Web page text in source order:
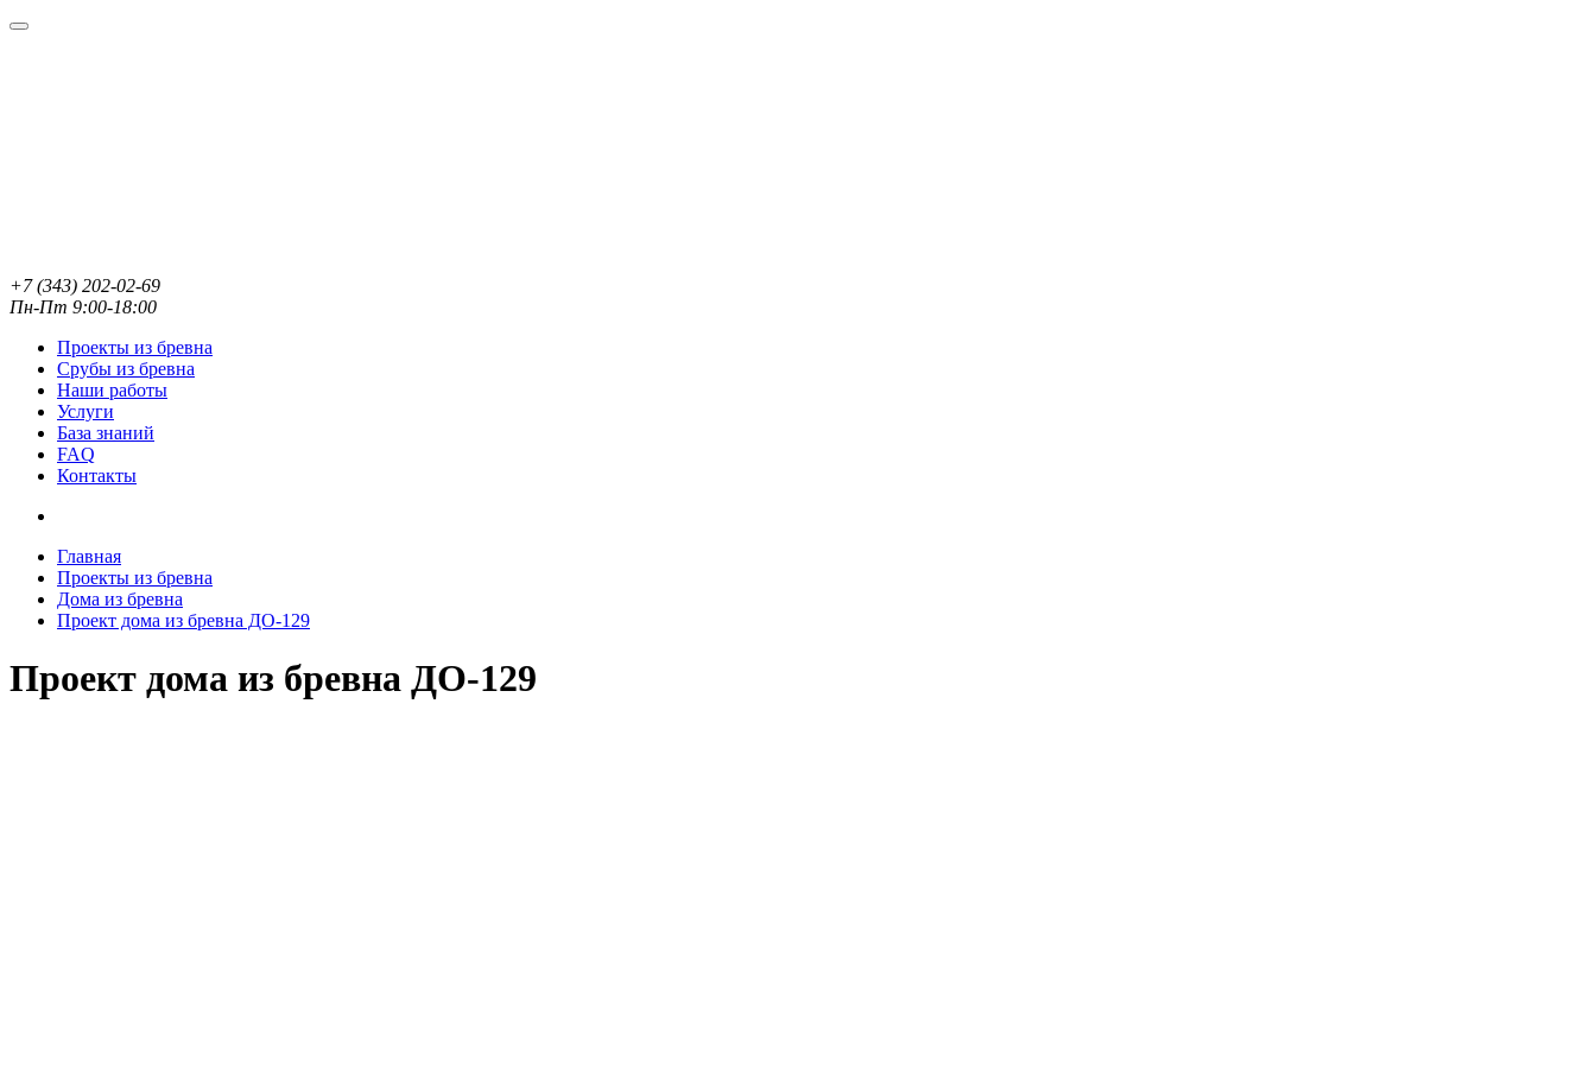
+7 (343) 202-02-69
Пн-Пт 9:00-18:00
Проекты из бревна
Срубы из бревна
Наши работы
Услуги
База знаний
FAQ
Контакты
Главная
Проекты из бревна
Дома из бревна
Проект дома из бревна ДО-129
Проект дома из бревна ДО-129